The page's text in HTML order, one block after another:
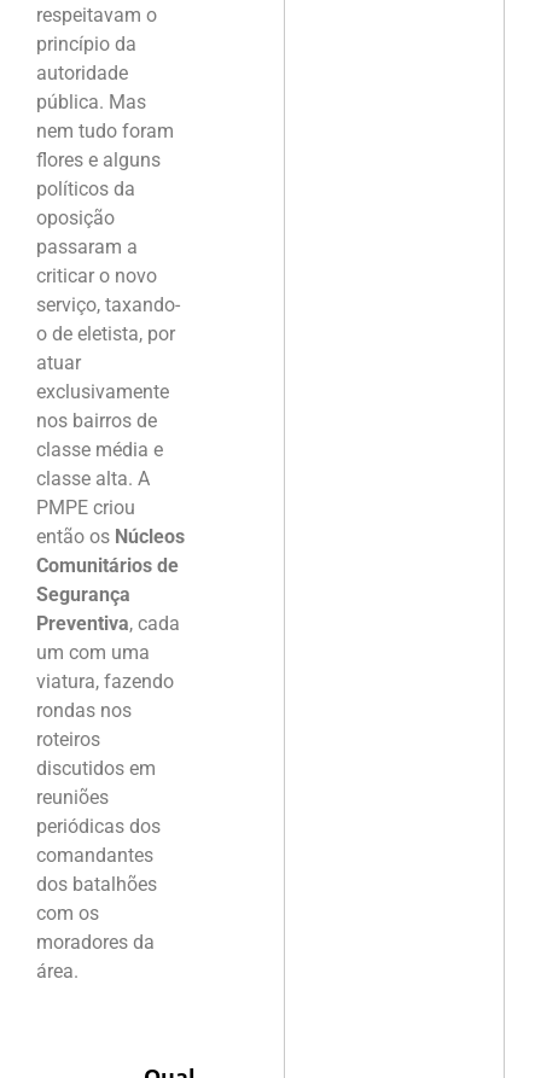
respeitavam o
princípio da
autoridade
pública. Mas
nem tudo foram
flores e alguns
políticos da
oposição
passaram a
criticar o novo
serviço, taxando-
o de eletista, por
atuar
exclusivamente
nos bairros de
classe média e
classe alta. A
PMPE criou
então os Núcleos
Comunitários de
Segurança
Preventiva, cada
um com uma
viatura, fazendo
rondas nos
roteiros
discutidos em
reuniões
periódicas dos
comandantes
dos batalhões
com os
moradores da
área.